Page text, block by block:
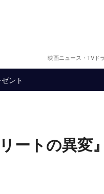
映画ニュース・TVド
ント
ートの異変